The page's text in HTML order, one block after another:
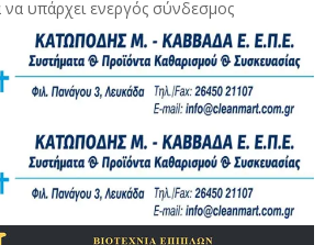
υπάρχει ενεργός σύνδεσμος